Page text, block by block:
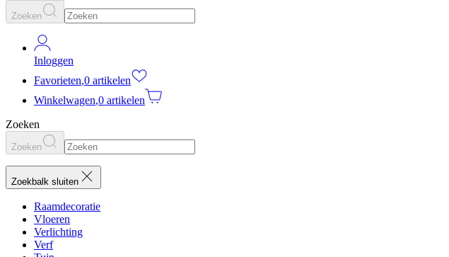
Zoeken
Inloggen
Favorieten,0 artikelen
Winkelwagen,0 artikelen
Zoeken
Zoeken
Zoekbalk sluiten
Raamdecoratie
Vloeren
Verlichting
Verf